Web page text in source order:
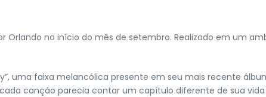
Orlando no início do mês de setembro. Realizado em um
uma faixa melancólica presente em seu mais recente
canção parecia contar um capítulo diferente de sua vida